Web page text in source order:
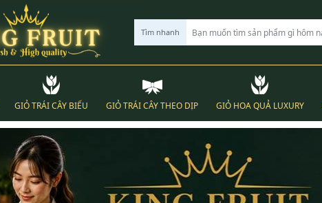
Tìm nhanh
GIỎ TRÁI CÂY BIẾU GIỎ TRÁI CÂY THEO DỊP GIỎ HOA QUẢ LUXURY